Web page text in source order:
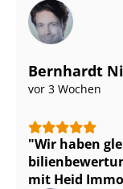
Bernhardt
vor 3 Wochen
Wir haben
mit Heid